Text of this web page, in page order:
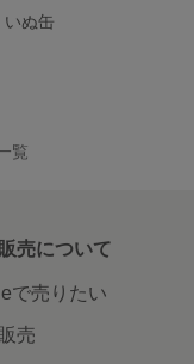
いぬ缶
覧
売について
で売りたい
売